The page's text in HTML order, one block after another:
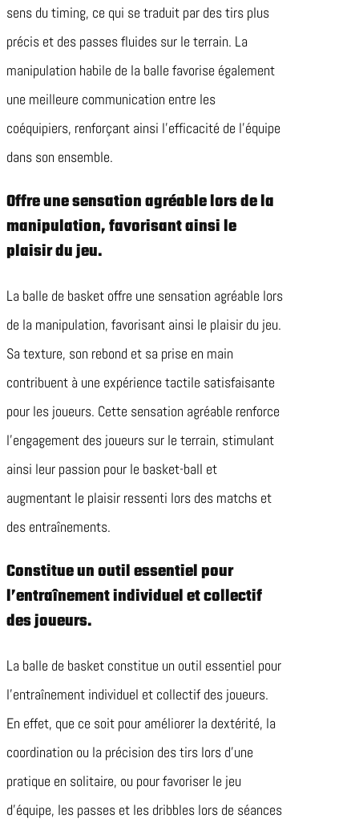
sens du timing, ce qui se traduit par des tirs plus
précis et des passes fluides sur le terrain. La
manipulation habile de la balle favorise également
une meilleure communication entre les
coéquipiers, renforçant ainsi l’efficacité de l’équipe
dans son ensemble.
Offre une sensation agréable lors de la
manipulation, favorisant ainsi le
plaisir du jeu.
La balle de basket offre une sensation agréable lors
de la manipulation, favorisant ainsi le plaisir du jeu.
Sa texture, son rebond et sa prise en main
contribuent à une expérience tactile satisfaisante
pour les joueurs. Cette sensation agréable renforce
l’engagement des joueurs sur le terrain, stimulant
ainsi leur passion pour le basket-ball et
augmentant le plaisir ressenti lors des matchs et
des entraînements.
Constitue un outil essentiel pour
l’entraînement individuel et collectif
des joueurs.
La balle de basket constitue un outil essentiel pour
l’entraînement individuel et collectif des joueurs.
En effet, que ce soit pour améliorer la dextérité, la
coordination ou la précision des tirs lors d’une
pratique en solitaire, ou pour favoriser le jeu
d’équipe, les passes et les dribbles lors de séances